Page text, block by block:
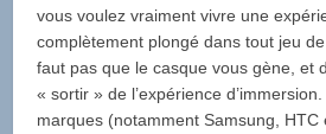
vous voulez vraiment vivre une
complètement plongé dans tout jeu
faut pas que le casque vous gène, et
« sortir » de l’expérience
marques (notamment Samsung, HTC